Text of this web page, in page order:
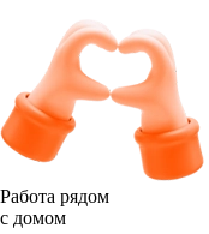
Работа рядом
с домом